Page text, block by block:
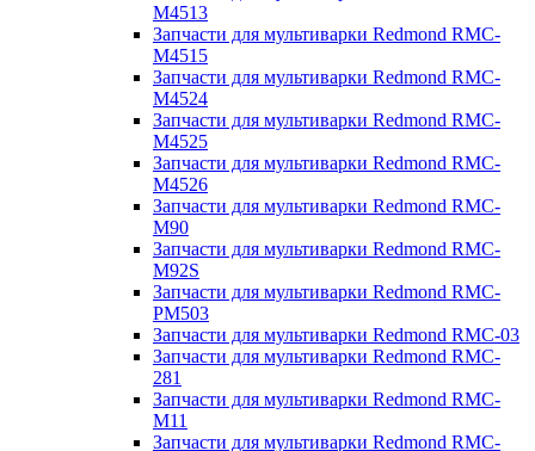
M4513
Запчасти для мультиварки Redmond RMC-
M4515
Запчасти для мультиварки Redmond RMC-
M4524
Запчасти для мультиварки Redmond RMC-
M4525
Запчасти для мультиварки Redmond RMC-
M4526
Запчасти для мультиварки Redmond RMC-
M90
Запчасти для мультиварки Redmond RMC-
M92S
Запчасти для мультиварки Redmond RMC-
PM503
Запчасти для мультиварки Redmond RMC-03
Запчасти для мультиварки Redmond RMC-
281
Запчасти для мультиварки Redmond RMC-
M11
Запчасти для мультиварки Redmond RMC-